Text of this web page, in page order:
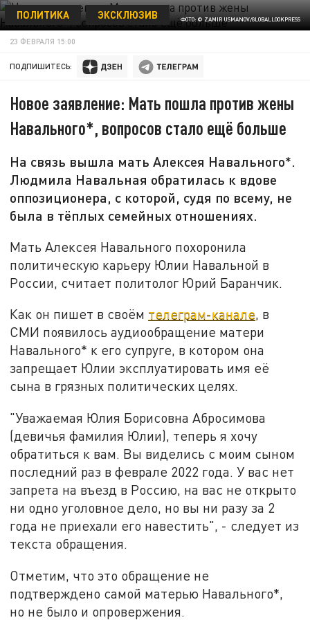
ФОТО: © ZAMIR USMANOV/GLOBALLOOKPRESS
ПОЛИТИКА ЭКСКЛЮЗИВ
23 ФЕВРАЛЯ 15:00
ПОДПИШИТЕСЬ:
Новое заявление: Мать пошла против жены
Навального*, вопросов стало ещё больше
На связь вышла мать Алексея Навального*.
Людмила Навальная обратилась к вдове
оппозиционера, с которой, судя по всему, не
была в тёплых семейных отношениях.
Мать Алексея Навального похоронила
политическую карьеру Юлии Навальной в
России, считает политолог Юрий Баранчик.
Как он пишет в своём телеграм-канале, в
СМИ появилось аудиообращение матери
Навального* к его супруге, в котором она
запрещает Юлии эксплуатировать имя её
сына в грязных политических целях.
"Уважаемая Юлия Борисовна Абросимова
(девичья фамилия Юлии), теперь я хочу
обратиться к вам. Вы виделись с моим сыном
последний раз в феврале 2022 года. У вас нет
запрета на въезд в Россию, на вас не открыто
ни одно уголовное дело, но вы ни разу за 2
года не приехали его навестить", - следует из
текста обращения.
Отметим, что это обращение не
подтверждено самой матерью Навального*,
но не было и опровержения.